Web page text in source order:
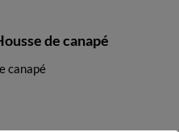
de canapé
canapé